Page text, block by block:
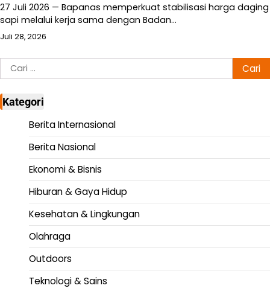
27 Juli 2026 — Bapanas memperkuat stabilisasi harga daging
sapi melalui kerja sama dengan Badan…
Juli 28, 2026
Cari
untuk:
Kategori
Berita Internasional
Berita Nasional
Ekonomi & Bisnis
Hiburan & Gaya Hidup
Kesehatan & Lingkungan
Olahraga
Outdoors
Teknologi & Sains